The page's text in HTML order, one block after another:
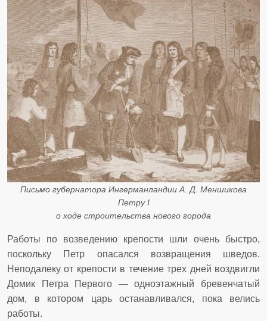
Письмо губернатора Ингерманландии А. Д. Меншикова
Петру I
о ходе строительства нового города
Работы по возведению крепости шли очень быстро,
поскольку Петр опасался возвращения шведов.
Неподалеку от крепости в течение трех дней воздвигли
Домик Петра Первого — одноэтажный бревенчатый
дом, в котором царь останавливался, пока велись
работы.